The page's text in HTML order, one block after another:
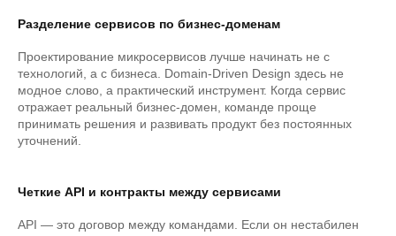
Разделение сервисов по бизнес-доменам
Проектирование микросервисов лучше начинать не с
технологий, а с бизнеса. Domain-Driven Design здесь не
модное слово, а практический инструмент. Когда сервис
отражает реальный бизнес-домен, команде проще
принимать решения и развивать продукт без постоянных
уточнений.
Четкие API и контракты между сервисами
API — это договор между командами. Если он нестабилен